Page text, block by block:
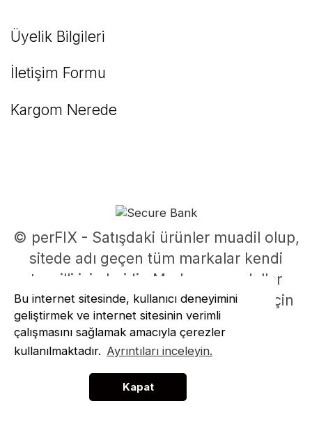
Bu internet sitesinde, kullanıcı deneyimini
geliştirmek ve internet sitesinin verimli
çalışmasını sağlamak amacıyla çerezler
kullanılmaktadır. Ayrıntıları inceleyin.
Kapat
Üyelik Bilgileri
İletişim Formu
Kargom Nerede
© perFIX - Satışdaki ürünler muadil olup,
sitede adı geçen tüm markalar kendi
tescilli isimleridir. Marka ve modeller
parça uyumluluklarının belirlenmesi için
kullanılmıştır.
ideasoft
e-